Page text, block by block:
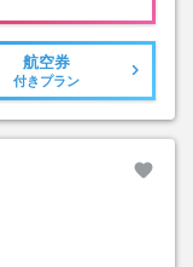
航空券
付きプラン